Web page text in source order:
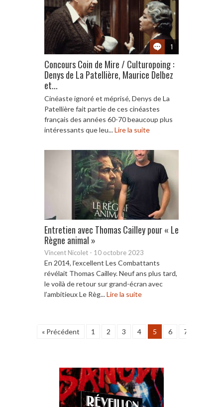
1
Concours Coin de Mire / Culturopoing :
Denys de La Patellière, Maurice Delbez
et...
Cinéaste ignoré et méprisé, Denys de La
Patellière fait partie de ces cinéastes
français des années 60-70 beaucoup plus
intéressants que leu...Lire la suite
Entretien avec Thomas Cailley pour « Le
Règne animal »
Vincent Nicolet - 10 octobre 2023
En 2014, l’excellent Les Combattants
révélait Thomas Cailley. Neuf ans plus tard,
le voilà de retour sur grand-écran avec
l’ambitieux Le Règ...Lire la suite
« Précédent 1 2 3 4 5 6 7